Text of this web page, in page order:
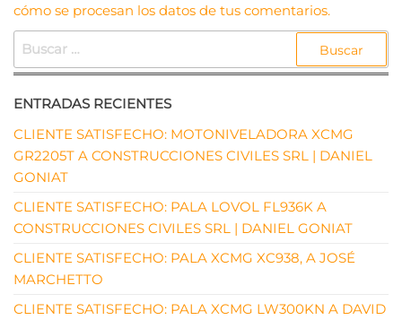
cómo se procesan los datos de tus comentarios.
ENTRADAS RECIENTES
CLIENTE SATISFECHO: MOTONIVELADORA XCMG
GR2205T A CONSTRUCCIONES CIVILES SRL | DANIEL
GONIAT
CLIENTE SATISFECHO: PALA LOVOL FL936K A
CONSTRUCCIONES CIVILES SRL | DANIEL GONIAT
CLIENTE SATISFECHO: PALA XCMG XC938, A JOSÉ
MARCHETTO
CLIENTE SATISFECHO: PALA XCMG LW300KN A DAVID